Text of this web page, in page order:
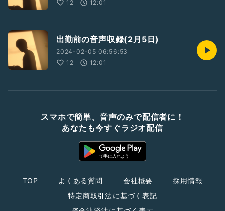
12
12:01
出勤前の音声収録(2月5日)
2024-02-05 06:56:53
12
12:01
スマホで簡単、音声のみで配信者に！
あなたも今すぐラジオ配信
TOP よくある質問 会社概要
採用情報
特定商取引法に基づく表記